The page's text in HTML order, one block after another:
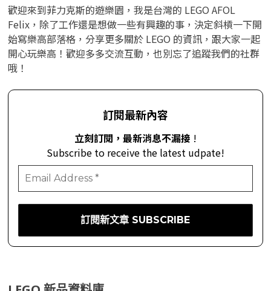
歡迎來到菲力克斯的遊樂園，我是台灣的 LEGO AFOL
Felix，除了工作還是想做一些有興趣的事，決定斜槓一下開
始寫樂高部落格，分享更多關於 LEGO 的資訊，跟大家一起
開心玩樂高！歡迎多多交流互動，也別忘了追蹤我們的社群
哦！
訂閱最新內容
立刻訂閱，最新消息不漏接 !
Subscribe to receive the latest udpate!